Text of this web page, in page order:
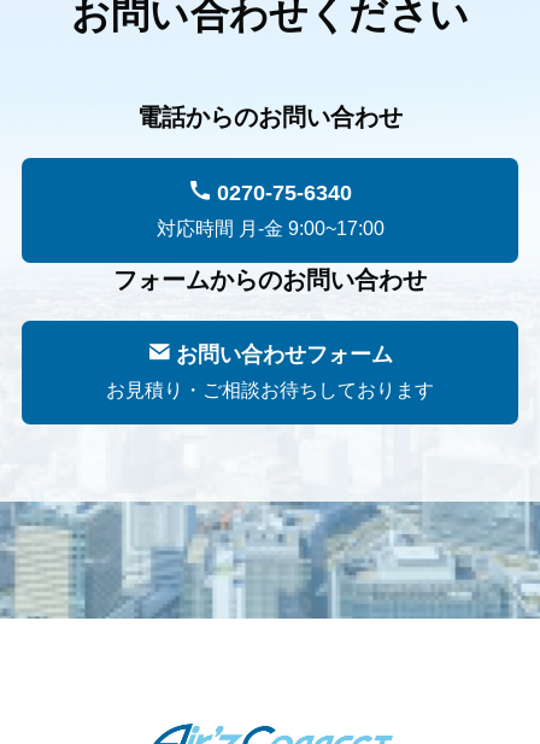
お問い合わせください
電話からのお問い合わせ
0270-75-6340
対応時間 月-金 9:00~17:00
フォームからのお問い合わせ
お問い合わせフォーム
お見積り・ご相談お待ちしております